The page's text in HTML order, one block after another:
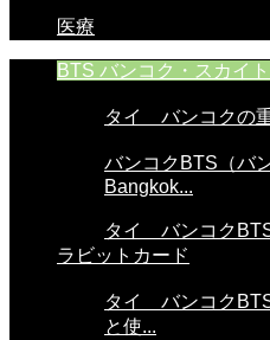
医療
BTS バンコク・スカイ
タイ バンコクの
バンコクBTS（バ
Bangkok...
タイ バンコク
ラビットカード
タイ バンコク
と使...